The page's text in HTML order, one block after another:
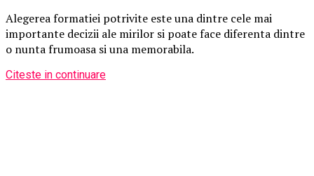
Alegerea formatiei potrivite este una dintre cele mai
importante decizii ale mirilor si poate face diferenta dintre
o nunta frumoasa si una memorabila.
Citeste in continuare